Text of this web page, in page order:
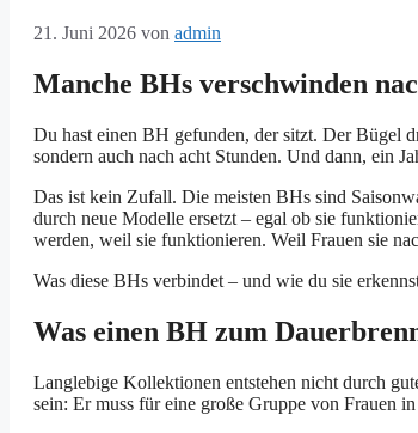
21. Juni 2026 von admin
Manche BHs verschwinden
Du hast einen BH gefunden, der sitzt. Der Bügel
sondern auch nach acht Stunden. Und dann, ein
Das ist kein Zufall. Die meisten BHs sind
durch neue Modelle ersetzt – egal ob sie
werden, weil sie funktionieren. Weil Frauen sie
Was diese BHs verbindet – und wie du sie
Was einen BH zum
Langlebige Kollektionen entstehen nicht durch
sein: Er muss für eine große Gruppe von Frauen